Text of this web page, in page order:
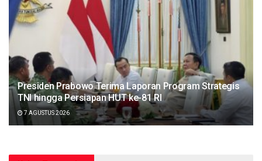
Presiden Prabowo Terima Laporan Program Strategis
TNI hingga Persiapan HUT ke-81 RI
7 AGUSTUS 2026